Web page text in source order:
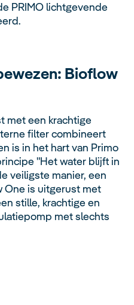
PRIMO lichtgevende
Bioflow
met een krachtige
filter combineert
is in het hart van Primo
"Het water blijft in
veiligste manier, een
One is uitgerust met
stille, krachtige en
met slechts